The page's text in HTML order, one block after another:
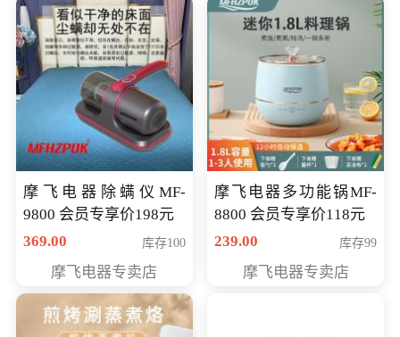
摩飞电器除螨仪MF-
9800 会员专享价198元
369.00
库存100
摩飞电器专卖店
摩飞电器多功能锅MF-
8800 会员专享价118元
239.00
库存99
摩飞电器专卖店